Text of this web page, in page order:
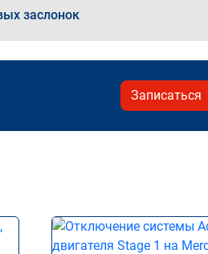
заслонок
Записаться